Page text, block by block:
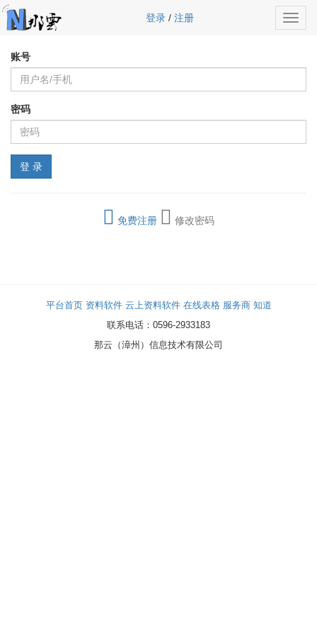
登录/ 注册
账号
密码
免费注册 修改密码
平台首页 资料软件 云上资料软件 在线表格 服务商 知道
联系电话：0596-2933183
那云（漳州）信息技术有限公司